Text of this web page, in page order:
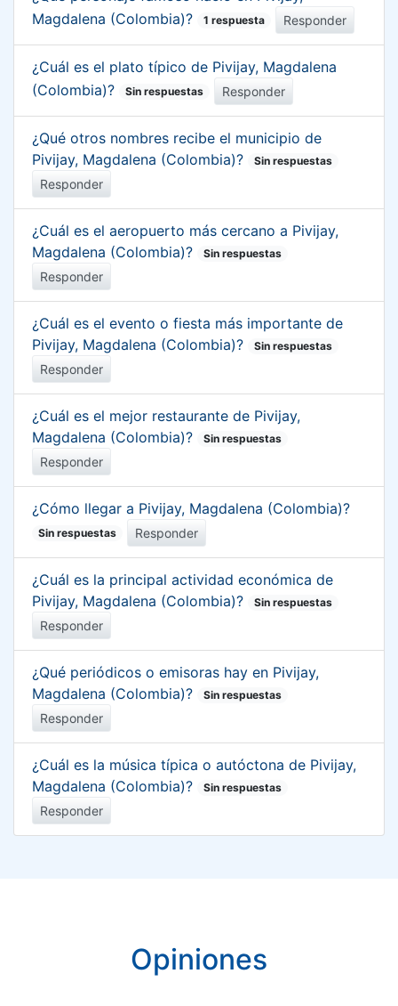
Magdalena (Colombia)?
1 respuesta Responder
¿Cuál es el plato típico de Pivijay, Magdalena
(Colombia)?
Sin respuestas Responder
¿Qué otros nombres recibe el municipio de
Pivijay, Magdalena (Colombia)?
Sin respuestas
Responder
¿Cuál es el aeropuerto más cercano a Pivijay,
Magdalena (Colombia)?
Sin respuestas
Responder
¿Cuál es el evento o fiesta más importante de
Pivijay, Magdalena (Colombia)?
Sin respuestas
Responder
¿Cuál es el mejor restaurante de Pivijay,
Magdalena (Colombia)?
Sin respuestas
Responder
¿Cómo llegar a Pivijay, Magdalena (Colombia)?
Sin respuestas Responder
¿Cuál es la principal actividad económica de
Pivijay, Magdalena (Colombia)?
Sin respuestas
Responder
¿Qué periódicos o emisoras hay en Pivijay,
Magdalena (Colombia)?
Sin respuestas
Responder
¿Cuál es la música típica o autóctona de Pivijay,
Magdalena (Colombia)?
Sin respuestas
Responder
Opiniones